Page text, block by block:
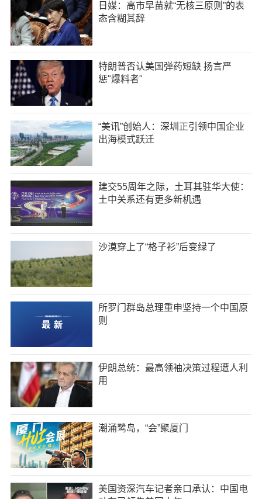
日媒：高市早苗就“无核三原则”的表
态含糊其辞
特朗普否认美国弹药短缺 扬言严
惩"爆料者"
“美讯”创始人：深圳正引领中国企业
出海模式跃迁
建交55周年之际，土耳其驻华大使：
土中关系还有更多新机遇
沙漠穿上了“格子衫”后变绿了
所罗门群岛总理重申坚持一个中国原
则
伊朗总统：最高领袖决策过程遭人利
用
潮涌鹭岛，“会”聚厦门
美国资深汽车记者亲口承认：中国电